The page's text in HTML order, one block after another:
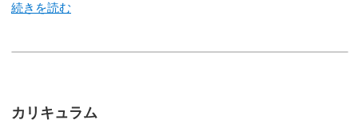
カリキュラム